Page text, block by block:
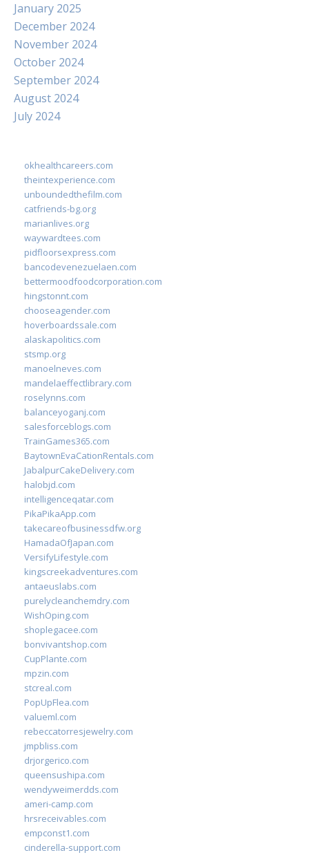
January 2025
December 2024
November 2024
October 2024
September 2024
August 2024
July 2024
okhealthcareers.com
theintexperience.com
unboundedthefilm.com
catfriends-bg.org
marianlives.org
waywardtees.com
pidfloorsexpress.com
bancodevenezuelaen.com
bettermoodfoodcorporation.com
hingstonnt.com
chooseagender.com
hoverboardssale.com
alaskapolitics.com
stsmp.org
manoelneves.com
mandelaeffectlibrary.com
roselynns.com
balanceyoganj.com
salesforceblogs.com
TrainGames365.com
BaytownEvaCationRentals.com
JabalpurCakeDelivery.com
halobjd.com
intelligenceqatar.com
PikaPikaApp.com
takecareofbusinessdfw.org
HamadaOfJapan.com
VersifyLifestyle.com
kingscreekadventures.com
antaeuslabs.com
purelycleanchemdry.com
WishOping.com
shoplegacee.com
bonvivantshop.com
CupPlante.com
mpzin.com
stcreal.com
PopUpFlea.com
valueml.com
rebeccatorresjewelry.com
jmpbliss.com
drjorgerico.com
queensushipa.com
wendyweimerdds.com
ameri-camp.com
hrsreceivables.com
empconst1.com
cinderella-support.com